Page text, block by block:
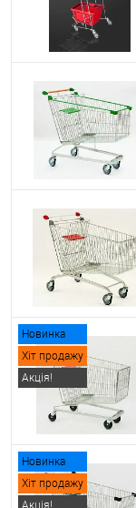
Новинка
Хіт продажу
Акція!
Новинка
Хіт продажу
Акція!